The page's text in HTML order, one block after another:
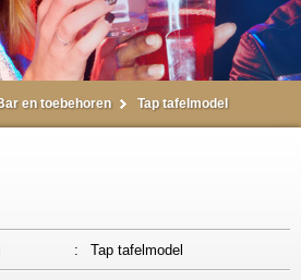
en toebehoren Tap tafelmodel
: Tap tafelmodel